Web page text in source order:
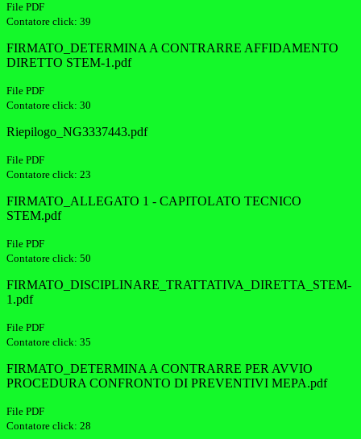
File PDF
Contatore click: 39
FIRMATO_DETERMINA A CONTRARRE AFFIDAMENTO
DIRETTO STEM-1.pdf
File PDF
Contatore click: 30
Riepilogo_NG3337443.pdf
File PDF
Contatore click: 23
FIRMATO_ALLEGATO 1 - CAPITOLATO TECNICO
STEM.pdf
File PDF
Contatore click: 50
FIRMATO_DISCIPLINARE_TRATTATIVA_DIRETTA_STEM-
1.pdf
File PDF
Contatore click: 35
FIRMATO_DETERMINA A CONTRARRE PER AVVIO
PROCEDURA CONFRONTO DI PREVENTIVI MEPA.pdf
File PDF
Contatore click: 28